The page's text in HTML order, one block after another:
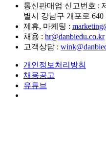
통신판매업 신고번호 :
별시 강남구 개포로 640
제휴, 마케팅 :
채용 : hr@danbiedu.co.kr
고객상담 :
개인정보처리방침
채용공고
유튜브